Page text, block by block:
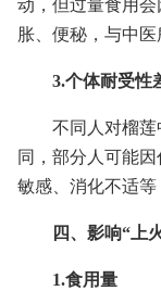
动，但过量食用
胀、便秘，与中医
3.个体耐受性
不同人对榴
同，部分人可能
敏感、消化不适等
四、影响“上
1.食用量